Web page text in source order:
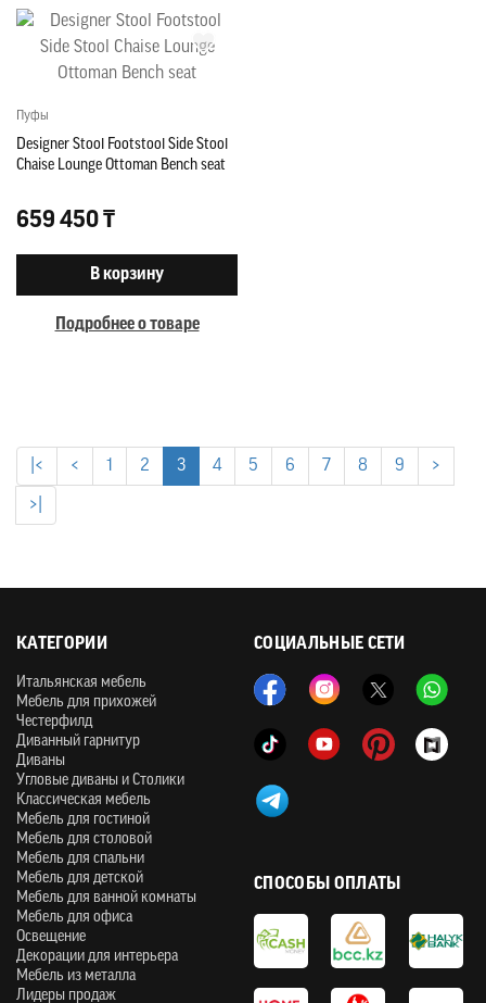
Пуфы
Designer Stool Footstool Side Stool
Chaise Lounge Ottoman Bench seat
659 450 ₸
В корзину
Подробнее о товаре
|< < 1 2 3 4 5 6 7 8 9 >
>|
СОЦИАЛЬНЫЕ СЕТИ
КАТЕГОРИИ
Итальянская мебель
Мебель для прихожей
Честерфилд
Диванный гарнитур
Диваны
Угловые диваны и Столики
Классическая мебель
Мебель для гостиной
Мебель для столовой
Мебель для спальни
Мебель для детской
Мебель для ванной комнаты
Мебель для офиса
Освещение
Декорации для интерьера
Мебель из металла
Лидеры продаж
СПОСОБЫ ОПЛАТЫ